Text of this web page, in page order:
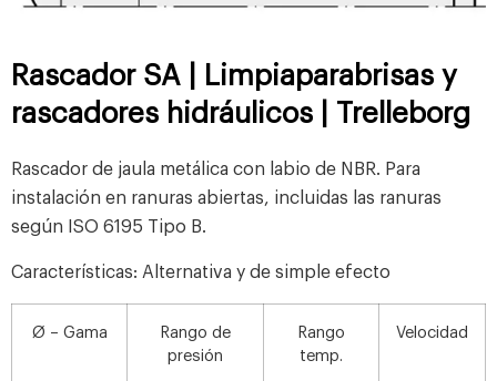
Rascador SA | Limpiaparabrisas y
rascadores hidráulicos | Trelleborg
Rascador de jaula metálica con labio de NBR. Para
instalación en ranuras abiertas, incluidas las ranuras
según ISO 6195 Tipo B.
Características: Alternativa y de simple efecto
Ø – Gama
Rango de
presión
Rango
temp.
Velocidad